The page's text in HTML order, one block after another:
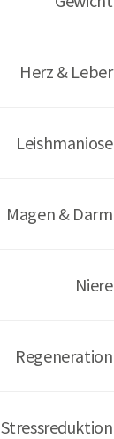
Herz & Leber
Leishmaniose
Magen & Darm
Niere
Regeneration
Stressreduktion